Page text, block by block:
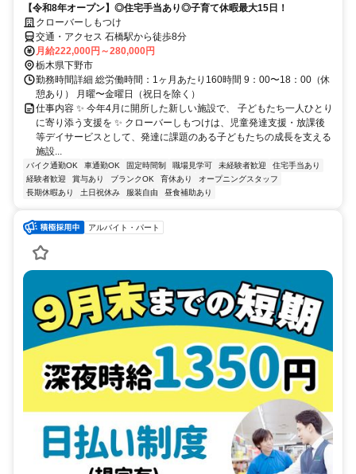
【令和8年オープン】◎住宅手当あり◎子育て休暇最大15日！
クローバーしもつけ
交通・アクセス 石橋駅から徒歩8分
月給222,000円～280,000円
栃木県下野市
勤務時間詳細 総労働時間：1ヶ月あたり160時間 9：00〜18：00（休
憩あり） 月曜〜金曜日（祝日を除く）
仕事内容 ✨ 今年4月に開所した新しい施設で、 子どもたち一人ひとり
に寄り添う支援を ✨ クローバーしもつけは、児童発達支援・放課後
等デイサービスとして、発達に課題のある子どもたちの成長を支える
施設...
バイク通勤OK 車通勤OK 固定時間制 職場見学可 未経験者歓迎
住宅手当あり
経験者歓迎
賞与あり ブランクOK 育休あり
オープニングスタッフ
長期休暇あり
土日祝休み 服装自由 昼食補助あり
アルバイト・パート